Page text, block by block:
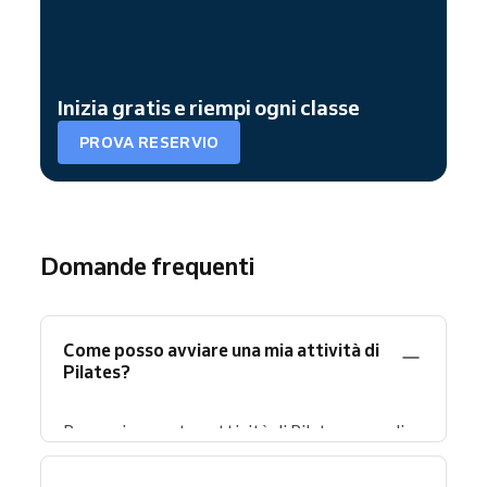
Inizia gratis e riempi ogni classe
PROVA RESERVIO
Domande frequenti
Come posso avviare una mia attività di
Pilates?
Per aprire una tua attività di Pilates, prendi
una certificazione da istruttore, scegli la tua